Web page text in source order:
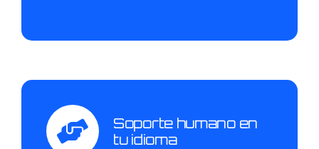
Soporte humano en
tu idioma